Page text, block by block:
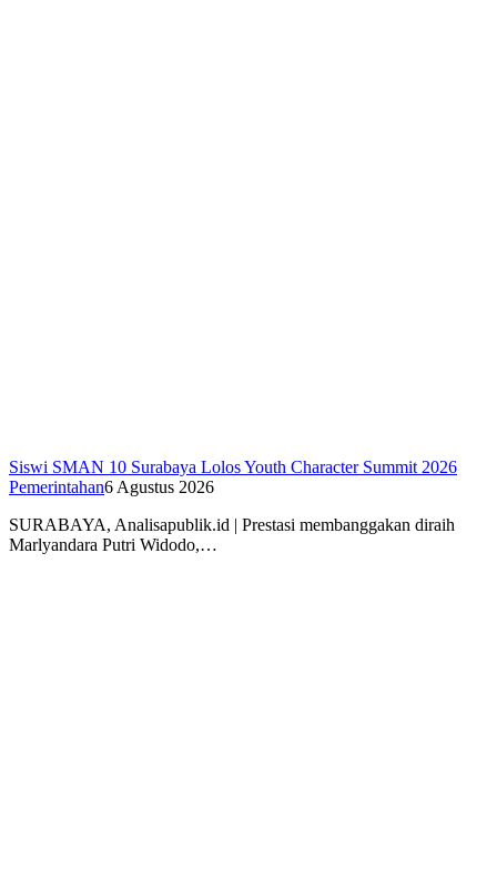
Siswi SMAN 10 Surabaya Lolos Youth Character Summit 2026
Pemerintahan6 Agustus 2026
SURABAYA, Analisapublik.id | Prestasi membanggakan diraih
Marlyandara Putri Widodo,…